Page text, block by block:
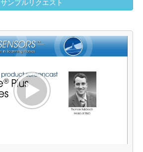
サンプルリクエスト